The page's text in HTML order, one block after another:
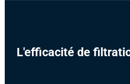
L'efficacité de